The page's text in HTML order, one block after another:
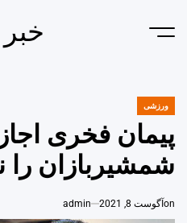
Menu
POSTED
ورزشی
پیمان فخری
شمشیربازان را
on آگوست 8, 2021 admin